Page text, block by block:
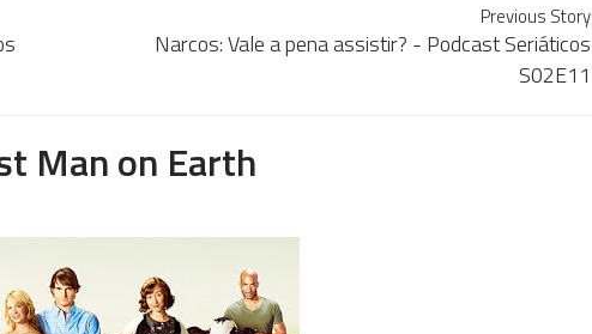
Previous Story
Narcos: Vale a pena assistir? - Podcast Seriáticos
S02E11
Man on Earth